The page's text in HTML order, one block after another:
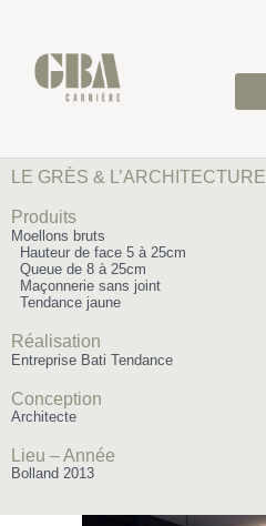
LE GRÈS & L’ARCHITECTURE
Produits
Moellons bruts
Hauteur de face 5 à 25cm
Queue de 8 à 25cm
Maçonnerie sans joint
Tendance jaune
Réalisation
Entreprise Bati Tendance
Conception
Architecte
Lieu – Année
Bolland 2013